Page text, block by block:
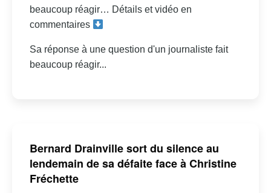
beaucoup réagir… Détails et vidéo en
commentaires
Sa réponse à une question d'un journaliste fait
beaucoup réagir...
Bernard Drainville sort du silence au
lendemain de sa défaite face à Christine
Fréchette